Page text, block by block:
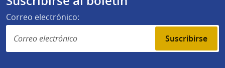
Correo electrónico:
Suscribirse